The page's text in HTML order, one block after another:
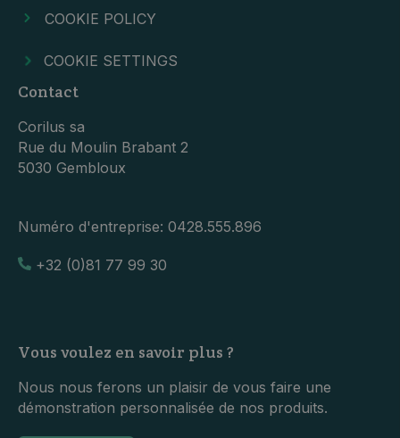
COOKIE POLICY
COOKIE SETTINGS
Contact
Corilus sa
Rue du Moulin Brabant 2
5030 Gembloux
Numéro d'entreprise: 0428.555.896
+32 (0)81 77 99 30
Vous voulez en savoir plus ?
Nous nous ferons un plaisir de vous faire une
démonstration personnalisée de nos produits.